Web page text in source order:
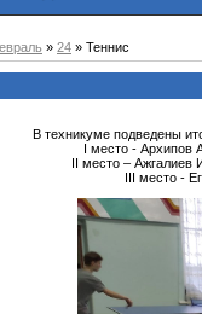
» 24 » Теннис
В техникуме подведены
I место - Архипов
II место –
III место -